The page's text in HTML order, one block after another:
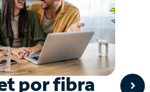
por fibra